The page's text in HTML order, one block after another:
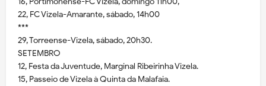
22, FC Vizela-Amarante, sábado, 14h00
***
29, Torreense-Vizela, sábado, 20h30.
SETEMBRO
12, Festa da Juventude, Marginal Ribeirinha Vizela.
15, Passeio de Vizela à Quinta da Malafaia.